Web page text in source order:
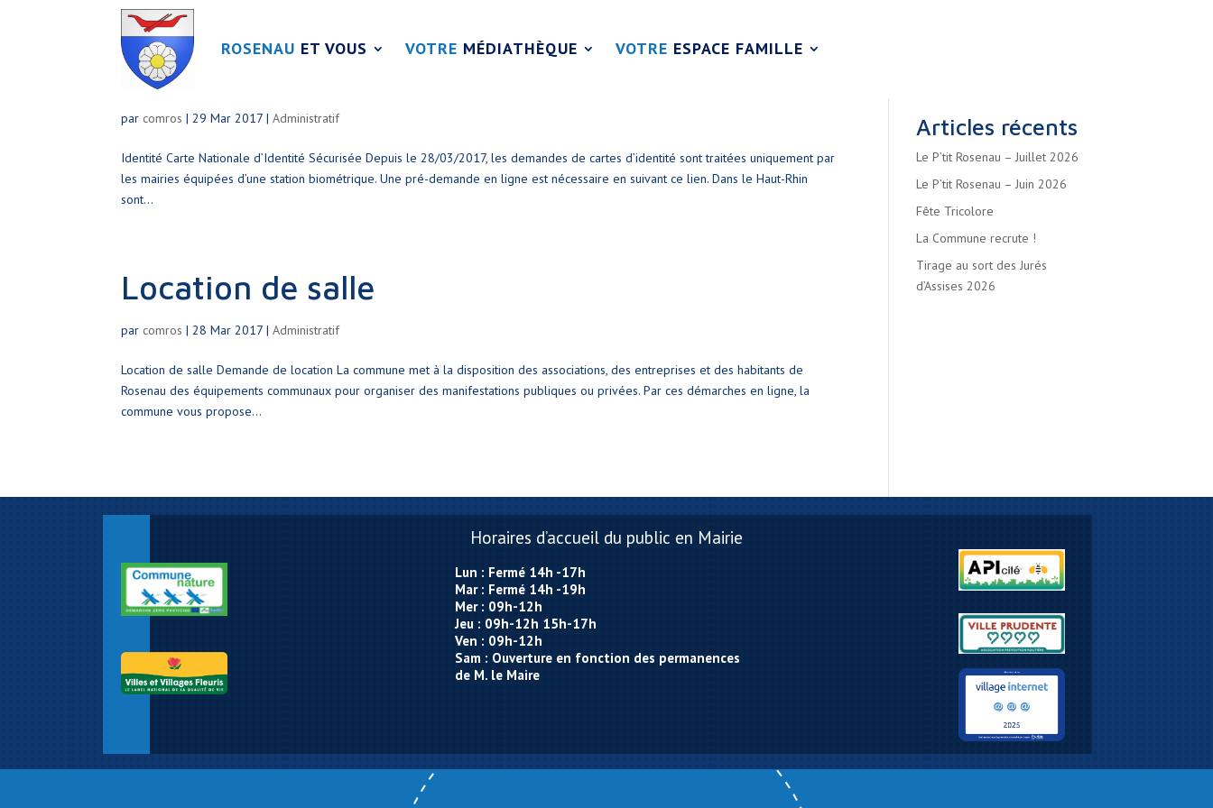
ROSENAU ET VOUS VOTRE MÉDIATHÈQUE VOTRE ESPACE FAMILLE
Identité
par comros |29 Mar 2017 |Administratif
Identité Carte Nationale d’Identité Sécurisée Depuis le 28/03/2017, les demandes de cartes d’identité sont traitées uniquement par
les mairies équipées d’une station biométrique. Une pré-demande en ligne est nécessaire en suivant ce lien. Dans le Haut-Rhin
sont...
Location de salle
par comros |28 Mar 2017 |Administratif
Location de salle Demande de location La commune met à la disposition des associations, des entreprises et des habitants de
Rosenau des équipements communaux pour organiser des manifestations publiques ou privées. Par ces démarches en ligne, la
commune vous propose...
Articles récents
Le P’tit Rosenau – Juillet 2026
Le P’tit Rosenau – Juin 2026
Fête Tricolore
La Commune recrute !
Tirage au sort des Jurés
d’Assises 2026
Horaires d’accueil du public en Mairie
Lun : Fermé 14h -17h
Mar : Fermé 14h -19h
Mer : 09h-12h
Jeu : 09h-12h 15h-17h
Ven : 09h-12h
Sam : Ouverture en fonction des permanences
de M. le Maire